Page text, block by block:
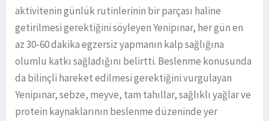
aktivitenin günlük rutinlerinin bir parçası haline
getirilmesi gerektiğini söyleyen Yenipınar, her gün en
az 30-60 dakika egzersiz yapmanın kalp sağlığına
olumlu katkı sağladığını belirtti. Beslenme konusunda
da bilinçli hareket edilmesi gerektiğini vurgulayan
Yenipınar, sebze, meyve, tam tahıllar, sağlıklı yağlar ve
protein kaynaklarının beslenme düzeninde yer